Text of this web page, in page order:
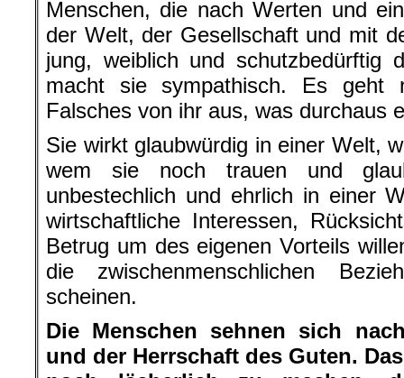
Menschen, die nach Werten und
der Welt, der Gesellschaft und mit
jung, weiblich und schutzbedürftig
macht sie sympathisch. Es geht
Falsches von ihr aus, was durchaus
Sie wirkt glaubwürdig in einer Welt,
wem sie noch trauen und
unbestechlich und ehrlich in einer
wirtschaftliche Interessen,
Betrug um des eigenen Vorteils
die zwischenmenschlichen
scheinen.
Die Menschen sehnen sich
und der Herrschaft des Guten.